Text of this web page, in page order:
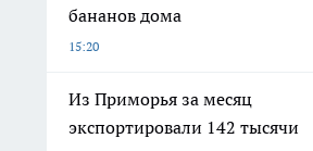
бананов дома
15:20
Из Приморья за месяц
экспортировали 142 тысячи